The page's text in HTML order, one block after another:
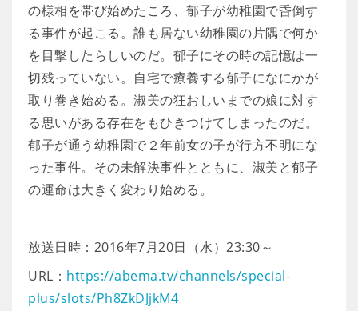
の様相を帯び始めたころ、郁子が幼稚園で昏倒す
る事件が起こる。誰も居ない幼稚園の片隅で何か
を目撃したらしいのだ。郁子にその時の記憶は一
切残っていない。自宅で療養する郁子になにかが
取り巻き始める。淑美の狂おしいまでの娘に対す
る思いがある存在をもひきつけてしまったのだ。
郁子が通う幼稚園で２年前女の子が行方不明にな
った事件。その未解決事件とともに、淑美と郁子
の運命は大きく変わり始める。
放送日時：2016年7月20日（水）23:30～
URL： https://abema.tv/channels/special-
plus/slots/Ph8ZkDJjkM4